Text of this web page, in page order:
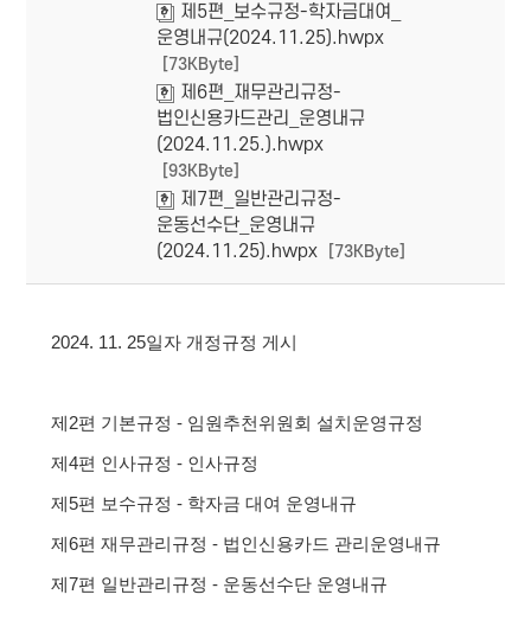
제5편_보수규정-학자금대여_
운영내규(2024.11.25).hwpx
[73KByte]
제6편_재무관리규정-
법인신용카드관리_운영내규
(2024.11.25.).hwpx
[93KByte]
제7편_일반관리규정-
운동선수단_운영내규
(2024.11.25).hwpx
[73KByte]
2024. 11. 25일자 개정규정 게시
제2편 기본규정 - 임원추천위원회 설치운영규정
제4편 인사규정 - 인사규정
제5편 보수규정 - 학자금 대여 운영내규
제6편 재무관리규정 - 법인신용카드 관리운영내규
제7편 일반관리규정 - 운동선수단 운영내규